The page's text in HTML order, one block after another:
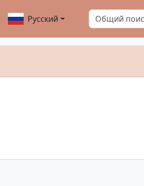
Русский